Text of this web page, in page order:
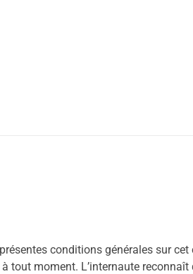
conditions générales sur cet
tout moment. L’internaute